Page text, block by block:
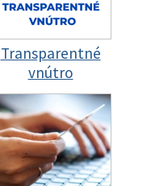
Transparentné
vnútro